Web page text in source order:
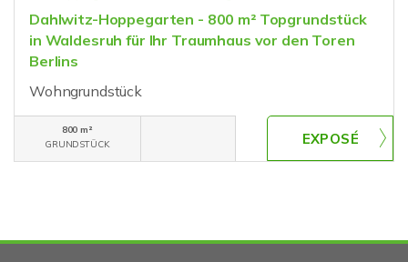
Dahlwitz-Hoppegarten - 800 m² Topgrundstück
in Waldesruh für Ihr Traumhaus vor den Toren
Berlins
Wohngrundstück
800 m²
GRUNDSTÜCK